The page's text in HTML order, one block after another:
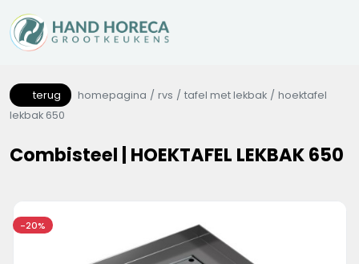
terug homepagina rvs tafel met lekbak
hoektafel
lekbak 650
Combisteel | HOEKTAFEL LEKBAK 650
-20%